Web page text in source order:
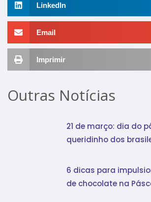
LinkedIn
Email
Imprimir
Outras Notícias
21 de março: dia do
queridinho dos
6 dicas para
de chocolate na